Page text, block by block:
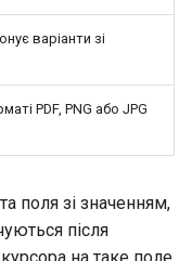
варіанти зі
PDF, PNG або JPG
поля зі значенням,
після